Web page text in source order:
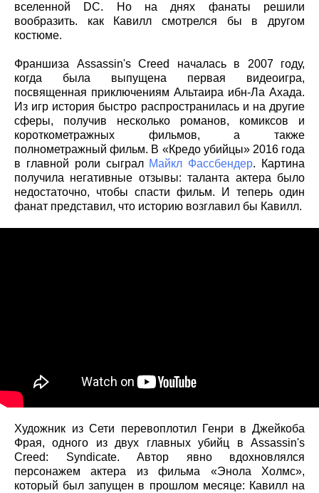
вселенной DС. Но на днях фанаты решили
вообразить. как Кавилл смотрелся бы в другом
костюме.
Франшиза Assassin's Creed началась в 2007 году,
когда была выпущена первая видеоигра,
посвященная приключениям Альтаира ибн-Ла Ахада.
Из игр история быстро распространилась и на другие
сферы, получив несколько романов, комиксов и
короткометражных фильмов, а также
полнометражный фильм. В «Кредо убийцы» 2016 года
в главной роли сыграл Майкл Фассбендер. Картина
получила негативные отзывы: таланта актера было
недостаточно, чтобы спасти фильм. И теперь один
фанат представил, что историю возглавил бы Кавилл.
Художник из Сети перевоплотил Генри в Джейкоба
Фрая, одного из двух главных убийц в Assassin's
Creed: Syndicate. Автор явно вдохновлялся
персонажем актера из фильма «Энола Холмс»,
который был запущен в прошлом месяце: Кавилл на